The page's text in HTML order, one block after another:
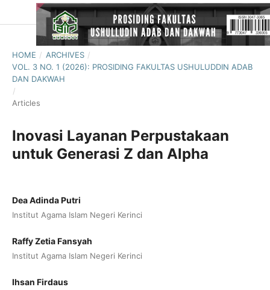
HOME / ARCHIVES /
VOL. 3 NO. 1 (2026): PROSIDING FAKULTAS USHULUDDIN ADAB
DAN DAKWAH
/
Articles
Inovasi Layanan Perpustakaan
untuk Generasi Z dan Alpha
Dea Adinda Putri
Institut Agama Islam Negeri Kerinci
Raffy Zetia Fansyah
Institut Agama Islam Negeri Kerinci
Ihsan Firdaus